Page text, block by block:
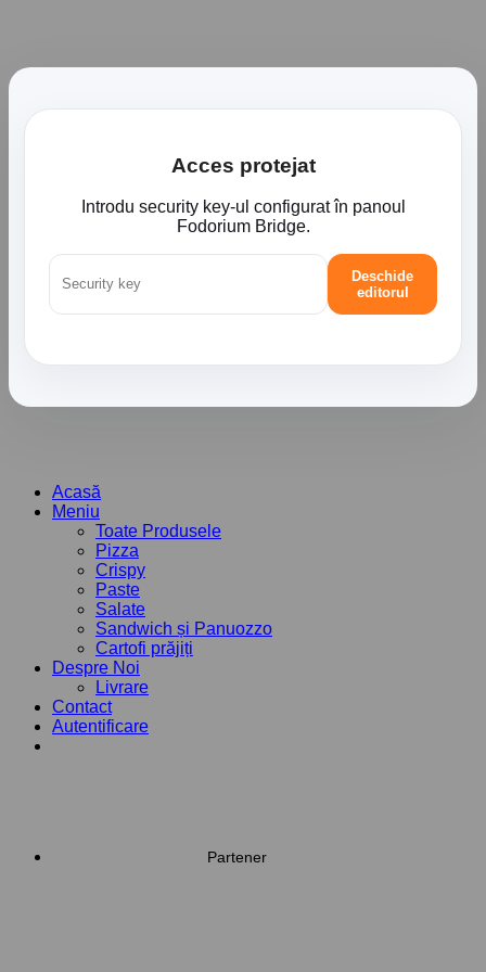
Acces protejat
Introdu security key-ul configurat în panoul
Fodorium Bridge.
Deschide
editorul
Acasă
Meniu
Toate Produsele
Pizza
Crispy
Paste
Salate
Sandwich și Panuozzo
Cartofi prăjiți
Despre Noi
Livrare
Contact
Autentificare
Partener